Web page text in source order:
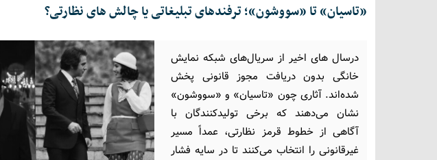
«تاسیان» تا «سووشون»؛ ترفندهای تبلیغاتی یا چالش های نظارتی؟
درسال های اخیر از سریال‌های شبکه نمایش
خانگی بدون دریافت مجوز قانونی پخش
شده‌اند. آثاری چون «تاسیان» و «سووشون»
نشان می‌دهند که برخی تولیدکنندگان با
آگاهی از خطوط قرمز نظارتی، عمداً مسیر
غیرقانونی را انتخاب می‌کنند تا در سایه فشار